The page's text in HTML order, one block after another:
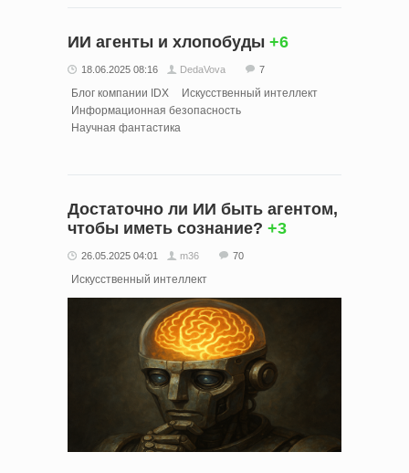
ИИ агенты и хлопобуды +6
18.06.2025 08:16 DedaVova 7
Блог компании IDX
Искусственный интеллект
Информационная безопасность
Научная фантастика
Достаточно ли ИИ быть агентом,
чтобы иметь сознание? +3
26.05.2025 04:01 m36 70
Искусственный интеллект